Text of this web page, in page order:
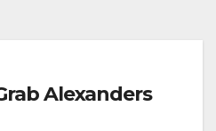
Alexanders